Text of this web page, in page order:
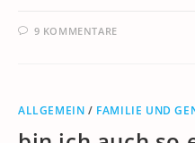
9 KOMMENTARE
ALLGEMEIN / FAMILIE UND